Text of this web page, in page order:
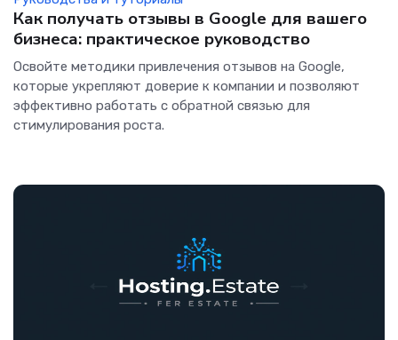
Как получать отзывы в Google для вашего
бизнеса: практическое руководство
Освойте методики привлечения отзывов на Google,
которые укрепляют доверие к компании и позволяют
эффективно работать с обратной связью для
стимулирования роста.